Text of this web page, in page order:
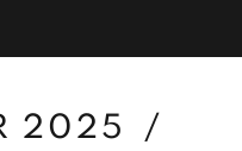
2025